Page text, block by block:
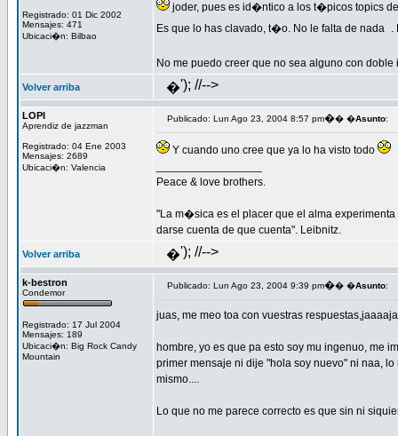
Registrado: 01 Dic 2002
Mensajes: 471
Ubicaci�n: Bilbao
joder, pues es id�ntico a los t�picos topics
Es que lo has clavado, t�o. No le falta de nada .
No me puedo creer que no sea alguno con
Volver arriba �'); //-->
LOPI
Aprendiz de jazzman
Registrado: 04 Ene 2003
Mensajes: 2689
Ubicaci�n: Valencia
Publicado: Lun Ago 23, 2004 8:57 pm�� �Asunto:
Y cuando uno cree que ya lo ha visto todo
Peace & love brothers.
"La m�sica es el placer que el alma experimenta
darse cuenta de que cuenta". Leibnitz.
Volver arriba �'); //-->
k-bestron
Condemor
Registrado: 17 Jul 2004
Mensajes: 189
Ubicaci�n: Big Rock Candy
Mountain
Publicado: Lun Ago 23, 2004 9:39 pm�� �Asunto:
juas, me meo toa con vuestras
hombre, yo es que pa esto soy mu ingenuo,
primer mensaje ni dije "hola soy nuevo" ni naa,
mismo....
Lo que no me parece correcto es que sin ni